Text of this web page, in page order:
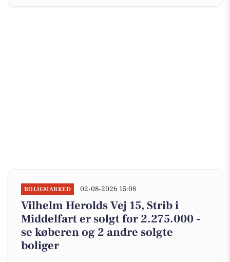
BOLIGMARKED 02-08-2026 15:08
Vilhelm Herolds Vej 15, Strib i
Middelfart er solgt for 2.275.000 -
se køberen og 2 andre solgte
boliger